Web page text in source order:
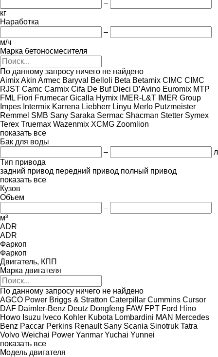
–
кг
Наработка
–
м/ч
Марка бетоносмесителя
По данному запросу ничего не найдено
AimixAkin Armec Baryval Belloli Beta Betamix CIMC CIMC
RJST Camc Carmix Cifa De Buf Dieci D’Avino Euromix MTP
FML Fiori Frumecar Gicalla Hymix IMER-L&T IMER Group
Impes Intermix Karrena Liebherr Linyu Merlo Putzmeister
Remmel SMB Sany Saraka Sermac Shacman Stetter Symex
Terex Truemax Wazenmix XCMG Zoomlion
показать все
Бак для воды
–
л
Тип привода
задний привод передний привод полный привод
показать все
Кузов
Объем
–
м³
ADR
ADR
Фаркоп
Фаркоп
Двигатель, КПП
Марка двигателя
По данному запросу ничего не найдено
AGCO Power Briggs & Stratton Caterpillar Cummins Cursor
DAF Daimler-Benz Deutz Dongfeng FAW FPT Ford Hino
Howo Isuzu Iveco Kohler Kubota Lombardini MAN Mercedes
Benz Paccar Perkins Renault Sany Scania Sinotruk Tatra
Volvo Weichai Power Yanmar Yuchai Yunnei
показать все
Модель двигателя